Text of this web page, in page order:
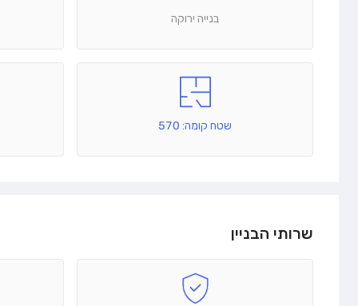
בנייה ירוקה
שטח קומה: 570
שרותי הבניין